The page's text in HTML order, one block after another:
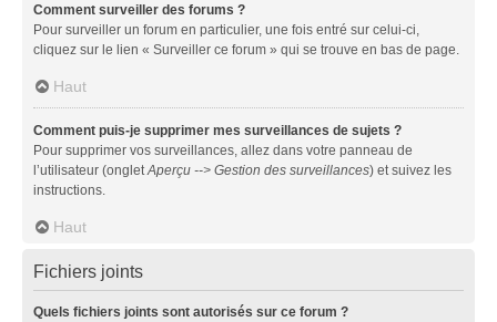
Comment surveiller des forums ?
Pour surveiller un forum en particulier, une fois entré sur celui-ci,
cliquez sur le lien « Surveiller ce forum » qui se trouve en bas de page.
Haut
Comment puis-je supprimer mes surveillances de sujets ?
Pour supprimer vos surveillances, allez dans votre panneau de
l’utilisateur (onglet Aperçu --> Gestion des surveillances) et suivez les
instructions.
Haut
Fichiers joints
Quels fichiers joints sont autorisés sur ce forum ?